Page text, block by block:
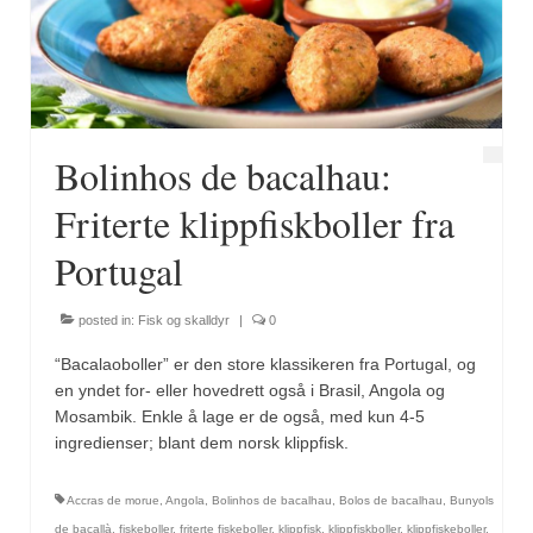
Fugl
Gryteretter
Snacks
Supper
Vegetar
Krydder, oppskrifter
Albóndigaskrydder
Bolinhos de bacalhau:
Friterte klippfiskboller fra
Portugal
posted in: Fisk og skalldyr | 0
“Bacalaoboller” er den store klassikeren fra Portugal, og
en yndet for- eller hovedrett også i Brasil, Angola og
Mosambik. Enkle å lage er de også, med kun 4-5
ingredienser; blant dem norsk klippfisk.
Accras de morue Angola Bolinhos de bacalhau Bolos de bacalhau Bunyols
de bacallà fiskeboller, friterte fiskeboller, klippfisk klippfiskboller, klippfiskeboller,